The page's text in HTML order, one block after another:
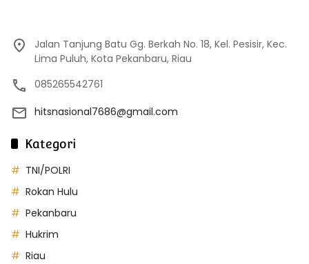
Jalan Tanjung Batu Gg. Berkah No. 18, Kel. Pesisir, Kec.
Lima Puluh, Kota Pekanbaru, Riau
085265542761
hitsnasional7686@gmail.com
Kategori
TNI/POLRI
Rokan Hulu
Pekanbaru
Hukrim
Riau